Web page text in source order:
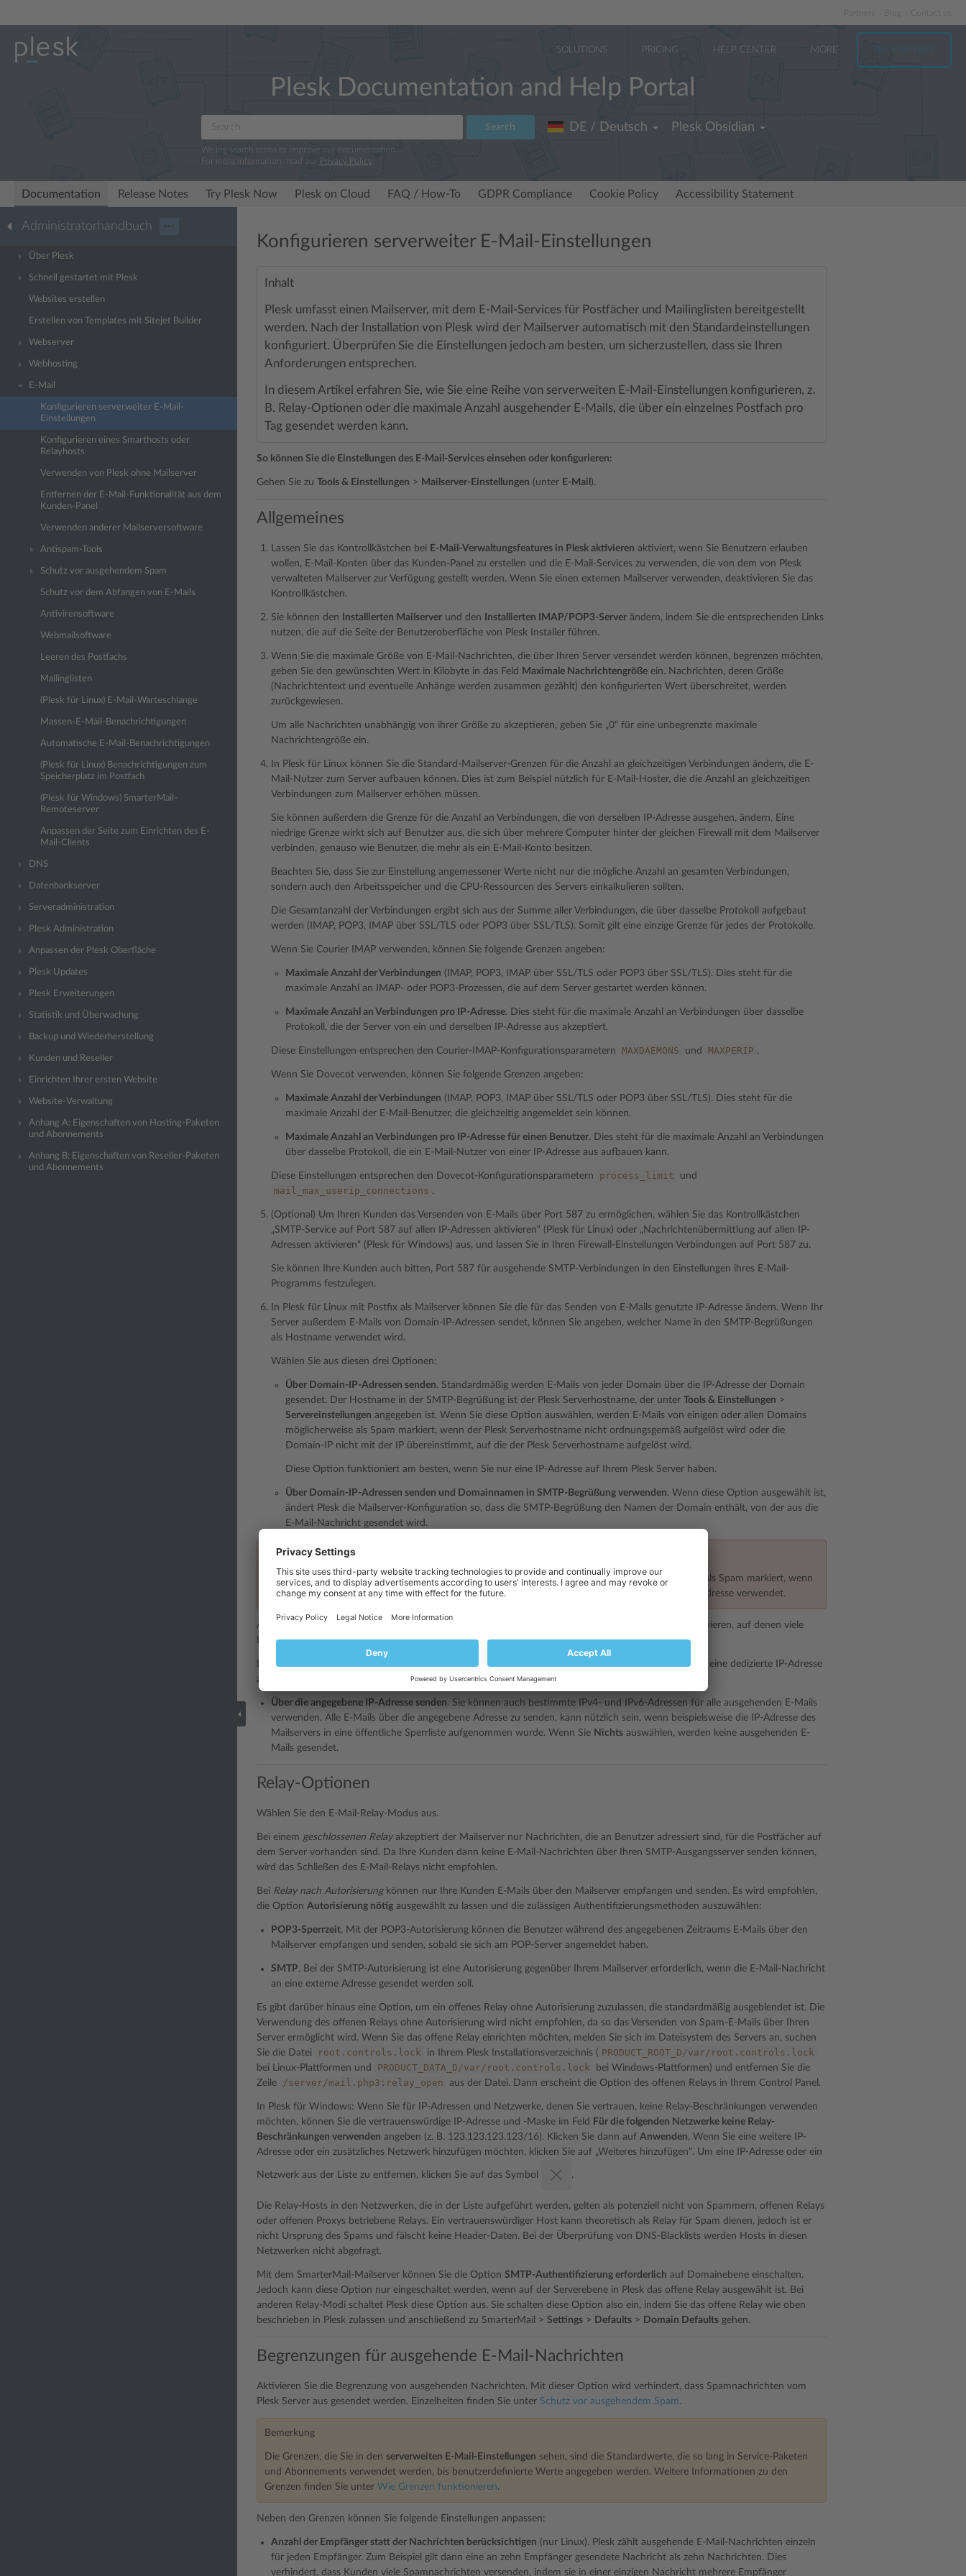
Partners
SOLUTIONS PRICING HELP CENTER MORE TRY FOR FREE
Plesk Documentation and Help Portal
Search
We log search terms to improve our documentation.
For more information, read our Privacy Policy.
DE / Deutsch Plesk Obsidian
Documentation Release Notes Try Plesk Now Plesk on Cloud FAQ / How-To GDPR Compliance Cookie Policy Accessibility Statement
Administratorhandbuch ···
Über Plesk
Schnell gestartet mit Plesk
Websites erstellen
Erstellen von Templates mit Sitejet Builder
Webserver
Webhosting
E-Mail
Konfigurieren serverweiter E-Mail-
Einstellungen
Konfigurieren eines Smarthosts oder
Relayhosts
Verwenden von Plesk ohne Mailserver
Entfernen der E-Mail-Funktionalität aus dem
Kunden-Panel
Verwenden anderer Mailserversoftware
Antispam-Tools
Schutz vor ausgehendem Spam
Schutz vor dem Abfangen von E-Mails
Antivirensoftware
Webmailsoftware
Leeren des Postfachs
Mailinglisten
(Plesk für Linux) E-Mail-Warteschlange
Massen-E-Mail-Benachrichtigungen
Automatische E-Mail-Benachrichtigungen
(Plesk für Linux) Benachrichtigungen zum
Speicherplatz im Postfach
(Plesk für Windows) SmarterMail-
Remoteserver
Anpassen der Seite zum Einrichten des E-
Mail-Clients
DNS
Datenbankserver
Serveradministration
Plesk Administration
Anpassen der Plesk Oberfläche
Plesk Updates
Plesk Erweiterungen
Statistik und Überwachung
Backup und Wiederherstellung
Kunden und Reseller
Einrichten Ihrer ersten Website
Website-Verwaltung
Anhang A: Eigenschaften von Hosting-Paketen
und Abonnements
Anhang B: Eigenschaften von Reseller-Paketen
und Abonnements
Konfigurieren serverweiter E-Mail-Einstellungen
Inhalt
Plesk umfasst einen Mailserver, mit dem E-Mail-Services für Postfächer und Mailinglisten bereitgestellt
werden. Nach der Installation von Plesk wird der Mailserver automatisch mit den Standardeinstellungen
konfiguriert. Überprüfen Sie die Einstellungen jedoch am besten, um sicherzustellen, dass sie Ihren
Anforderungen entsprechen.
In diesem Artikel erfahren Sie, wie Sie eine Reihe von serverweiten E-Mail-Einstellungen konfigurieren, z.
B. Relay-Optionen oder die maximale Anzahl ausgehender E-Mails, die über ein einzelnes Postfach pro
Tag gesendet werden kann.
So können Sie die Einstellungen des E-Mail-Services einsehen oder konfigurieren:
Gehen Sie zu Tools & Einstellungen > Mailserver-Einstellungen (unter E-Mail ).
Allgemeines
Lassen Sie das Kontrollkästchen bei E-Mail-Verwaltungsfeatures in Plesk aktivieren aktiviert, wenn Sie Benutzern erlauben
wollen, E-Mail-Konten über das Kunden-Panel zu erstellen und die E-Mail-Services zu verwenden, die von dem von Plesk
verwalteten Mailserver zur Verfügung gestellt werden. Wenn Sie einen externen Mailserver verwenden, deaktivieren Sie das
Kontrollkästchen.
Sie können den Installierten Mailserver und den Installierten IMAP/POP3-Server ändern, indem Sie die entsprechenden Links
nutzen, die auf die Seite der Benutzeroberfläche von Plesk Installer führen.
Wenn Sie die maximale Größe von E-Mail-Nachrichten, die über Ihren Server versendet werden können, begrenzen möchten,
geben Sie den gewünschten Wert in Kilobyte in das Feld
Maximale Nachrichtengröße ein. Nachrichten, deren Größe
(Nachrichtentext und eventuelle Anhänge werden zusammen gezählt) den konfigurierten Wert überschreitet, werden
zurückgewiesen.
Um alle Nachrichten unabhängig von ihrer Größe zu akzeptieren, geben Sie „0“ für eine unbegrenzte maximale
Nachrichtengröße ein.
In Plesk für Linux können Sie die Standard-Mailserver-Grenzen für die Anzahl an gleichzeitigen Verbindungen ändern, die E-
Mail-Nutzer zum Server aufbauen können. Dies ist zum Beispiel nützlich für E-Mail-Hoster, die die Anzahl an gleichzeitigen
Verbindungen zum Mailserver erhöhen müssen.
Sie können außerdem die Grenze für die Anzahl an Verbindungen, die von derselben IP-Adresse ausgehen, ändern. Eine
niedrige Grenze wirkt sich auf Benutzer aus, die sich über mehrere Computer hinter der gleichen Firewall mit dem Mailserver
verbinden, genauso wie Benutzer, die mehr als ein E-Mail-Konto besitzen.
Beachten Sie, dass Sie zur Einstellung angemessener Werte nicht nur die mögliche Anzahl an gesamten Verbindungen,
sondern auch den Arbeitsspeicher und die CPU-Ressourcen des Servers einkalkulieren sollten.
Die Gesamtanzahl der Verbindungen ergibt sich aus der Summe aller Verbindungen, die über dasselbe Protokoll aufgebaut
werden (IMAP, POP3, IMAP über SSL/TLS oder POP3 über SSL/TLS). Somit gilt eine einzige Grenze für jedes der Protokolle.
Wenn Sie Courier IMAP verwenden, können Sie folgende Grenzen angeben:
Maximale Anzahl der Verbindungen (IMAP, POP3, IMAP über SSL/TLS oder POP3 über SSL/TLS). Dies steht für die
maximale Anzahl an IMAP- oder POP3-Prozessen, die auf dem Server gestartet werden können.
Maximale Anzahl an Verbindungen pro IP-Adresse. Dies steht für die maximale Anzahl an Verbindungen über dasselbe
Protokoll, die der Server von ein und derselben IP-Adresse aus akzeptiert.
Diese Einstellungen entsprechen den Courier-IMAP-Konfigurationsparametern MAXDAEMONS und MAXPERIP .
Wenn Sie Dovecot verwenden, können Sie folgende Grenzen angeben:
Maximale Anzahl der Verbindungen (IMAP, POP3, IMAP über SSL/TLS oder POP3 über SSL/TLS). Dies steht für die
maximale Anzahl der E-Mail-Benutzer, die gleichzeitig angemeldet sein können.
Maximale Anzahl an Verbindungen pro IP-Adresse für einen Benutzer. Dies steht für die maximale Anzahl an Verbindungen
über dasselbe Protokoll, die ein E-Mail-Nutzer von einer IP-Adresse aus aufbauen kann.
Diese Einstellungen entsprechen den Dovecot-Konfigurationsparametern process_limit und
mail_max_userip_connections .
(Optional) Um Ihren Kunden das Versenden von E-Mails über Port 587 zu ermöglichen, wählen Sie das Kontrollkästchen
„SMTP-Service auf Port 587 auf allen IP-Adressen aktivieren“ (Plesk für Linux) oder „Nachrichtenübermittlung auf allen IP-
Adressen aktivieren“ (Plesk für Windows) aus, und lassen Sie in Ihren Firewall-Einstellungen Verbindungen auf Port 587 zu.
Sie können Ihre Kunden auch bitten, Port 587 für ausgehende SMTP-Verbindungen in den Einstellungen ihres E-Mail-
Programms festzulegen.
In Plesk für Linux mit Postfix als Mailserver können Sie die für das Senden von E-Mails genutzte IP-Adresse ändern. Wenn Ihr
Server außerdem E-Mails von Domain-IP-Adressen sendet, können Sie angeben, welcher Name in den SMTP-Begrüßungen
als Hostname verwendet wird.
Wählen Sie aus diesen drei Optionen:
Über Domain-IP-Adressen senden. Standardmäßig werden E-Mails von jeder Domain über die IP-Adresse der Domain
gesendet. Der Hostname in der SMTP-Begrüßung ist der Plesk Serverhostname, der unter Tools & Einstellungen >
Servereinstellungen angegeben ist. Wenn Sie diese Option auswählen, werden E-Mails von einigen oder allen Domains
möglicherweise als Spam markiert, wenn der Plesk Serverhostname nicht ordnungsgemäß aufgelöst wird oder die
Domain-IP nicht mit der IP übereinstimmt, auf die der Plesk Serverhostname aufgelöst wird.
Diese Option funktioniert am besten, wenn Sie nur eine IP-Adresse auf Ihrem Plesk Server haben.
Über Domain-IP-Adressen senden und Domainnamen in SMTP-Begrüßung verwenden. Wenn diese Option ausgewählt ist,
ändert Plesk die Mailserver-Konfiguration so, dass die SMTP-Begrüßung den Namen der Domain enthält, von der aus die
E-Mail-Nachricht gesendet wird.
Warnung
Wenn Sie diese Option auswählen, werden E-Mails von einigen oder allen Domains möglicherweise als Spam markiert, wenn
der E-Mail-Zielserver cblverwendet und mehr als eine Domain auf dem Plesk Server die gleiche IP-Adresse verwendet.
Außerdem wird die Serverauslastung deutlich gesteigert, wenn Sie diese Option auf Plesk Servern aktivieren, auf denen viele
Domains (mehr als 100) gehostet werden.
Diese Option funktioniert am besten, wenn Sie jeder Domain, die auf dem Plesk Server gehostet wird, eine dedizierte IP-Adresse
zuweisen und die Anzahl der Domains auf dem Server nicht sehr hoch ist.
Über die angegebene IP-Adresse senden. Sie können auch bestimmte IPv4- und IPv6-Adressen für alle ausgehenden E-Mails
verwenden. Alle E-Mails über die angegebene Adresse zu senden, kann nützlich sein, wenn beispielsweise die IP-Adresse des
Mailservers in eine öffentliche Sperrliste aufgenommen wurde. Wenn Sie Nichts auswählen, werden keine ausgehenden E-
Mails gesendet.
Relay-Optionen
Wählen Sie den E-Mail-Relay-Modus aus.
Bei einem geschlossenen Relayakzeptiert der Mailserver nur Nachrichten, die an Benutzer adressiert sind, für die Postfächer auf
dem Server vorhanden sind. Da Ihre Kunden dann keine E-Mail-Nachrichten über Ihren SMTP-Ausgangsserver senden können,
wird das Schließen des E-Mail-Relays nicht empfohlen.
Bei Relay nach Autorisierungkönnen nur Ihre Kunden E-Mails über den Mailserver empfangen und senden. Es wird empfohlen,
die Option Autorisierung nötig ausgewählt zu lassen und die zulässigen Authentifizierungsmethoden auszuwählen:
POP3-Sperrzeit. Mit der POP3-Autorisierung können die Benutzer während des angegebenen Zeitraums E-Mails über den
Mailserver empfangen und senden, sobald sie sich am POP-Server angemeldet haben.
SMTP. Bei der SMTP-Autorisierung ist eine Autorisierung gegenüber Ihrem Mailserver erforderlich, wenn die E-Mail-Nachricht
an eine externe Adresse gesendet werden soll.
Es gibt darüber hinaus eine Option, um ein offenes Relay ohne Autorisierung zuzulassen, die standardmäßig ausgeblendet ist. Die
Verwendung des offenen Relays ohne Autorisierung wird nicht empfohlen, da so das Versenden von Spam-E-Mails über Ihren
Server ermöglicht wird. Wenn Sie das offene Relay einrichten möchten, melden Sie sich im Dateisystem des Servers an, suchen
Sie die Datei
root.controls.lock in Ihrem Plesk Installationsverzeichnis ( PRODUCT_ROOT_D/var/root.controls.lock
bei Linux-Plattformen und PRODUCT_DATA_D/var/root.controls.lock
bei Windows-Plattformen) und entfernen Sie die
Zeile
/server/mail.php3:relay_open aus der Datei. Dann erscheint die Option des offenen Relays in Ihrem Control Panel.
In Plesk für Windows: Wenn Sie für IP-Adressen und Netzwerke, denen Sie vertrauen, keine Relay-Beschränkungen verwenden
möchten, können Sie die vertrauenswürdige IP-Adresse und -Maske im Feld
Für die folgenden Netzwerke keine Relay-
Beschränkungen verwenden angeben (z. B. 123.123.123.123/16). Klicken Sie dann auf Anwenden. Wenn Sie eine weitere IP-
Adresse oder ein zusätzliches Netzwerk hinzufügen möchten, klicken Sie auf „Weiteres hinzufügen“. Um eine IP-Adresse oder ein
Netzwerk aus der Liste zu entfernen, klicken Sie auf das Symbol .
Die Relay-Hosts in den Netzwerken, die in der Liste aufgeführt werden, gelten als potenziell nicht von Spammern, offenen Relays
oder offenen Proxys betriebene Relays. Ein vertrauenswürdiger Host kann theoretisch als Relay für Spam dienen, jedoch ist er
nicht Ursprung des Spams und fälscht keine Header-Daten. Bei der Überprüfung von DNS-Blacklists werden Hosts in diesen
Netzwerken nicht abgefragt.
Mit dem SmarterMail-Mailserver können Sie die Option SMTP-Authentifizierung erforderlich auf Domainebene einschalten.
Jedoch kann diese Option nur eingeschaltet werden, wenn auf der Serverebene in Plesk das offene Relay ausgewählt ist. Bei
anderen Relay-Modi schaltet Plesk diese Option aus. Sie schalten diese Option also ein, indem Sie das offene Relay wie oben
beschrieben in Plesk zulassen und anschließend zu SmarterMail > Settings > Defaults > Domain Defaults gehen.
Begrenzungen für ausgehende E-Mail-Nachrichten
Aktivieren Sie die Begrenzung von ausgehenden Nachrichten. Mit dieser Option wird verhindert, dass Spamnachrichten vom
Plesk Server aus gesendet werden. Einzelheiten finden Sie unter Schutz vor ausgehendem Spam.
Bemerkung
Die Grenzen, die Sie in den serverweiten E-Mail-Einstellungen sehen, sind die Standardwerte, die so lang in Service-Paketen
und Abonnements verwendet werden, bis benutzerdefinierte Werte angegeben werden. Weitere Informationen zu den
Grenzen finden Sie unter Wie Grenzen funktionieren.
Neben den Grenzen können Sie folgende Einstellungen anpassen:
Anzahl der Empfänger statt der Nachrichten berücksichtigen (nur Linux). Plesk zählt ausgehende E-Mail-Nachrichten einzeln
für jeden Empfänger. Zum Beispiel gilt dann eine an zehn Empfänger gesendete Nachricht als zehn Nachrichten. Dies
verhindert, dass Kunden viele Spamnachrichten versenden, indem sie in einer einzigen Nachricht mehrere Empfänger